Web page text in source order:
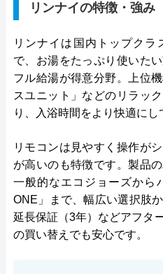
リンナイの特徴・強み
リンナイは国内トップクラ
で、お湯をたっぷり使いた
フル給湯が得意分野。上位
スユニット」などのリラッ
り、入浴時間をより快適にし
リモコンは見やすく操作が
が高いのも特徴です。製品
一般的なエコジョーズから
ONE」まで、幅広い選択肢
延長保証（3年）などアフタ
の買い替えでも安心です。